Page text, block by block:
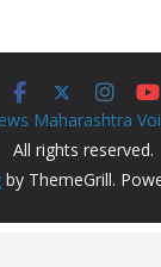
Maharashtra
All rights reserved.
by ThemeGrill.